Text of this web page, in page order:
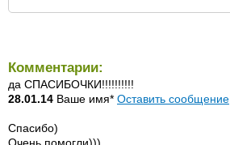
Комментарии:
да СПАСИБОЧКИ!!!!!!!!!!
28.01.14 Ваше имя* Оставить сообщение
Спасибо)